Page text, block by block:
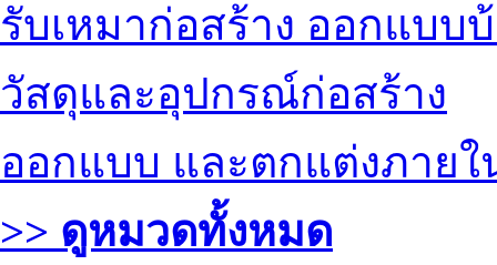
รับเหมาก่อสร้าง ออกแบบ
วัสดุและอุปกรณ์ก่อสร้าง
ออกแบบ และตกแต่งภายใ
>> ดูหมวดทั้งหมด